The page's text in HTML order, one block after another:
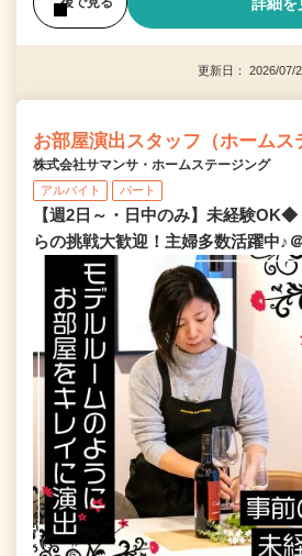
更新日： 2026/
お部屋演出スタッフ（ホームス
株式会社サマンサ・ホームステージング
アルバイト パート
【週2日～・日中のみ】未経験
らの挑戦大歓迎！主婦多数活躍中♪